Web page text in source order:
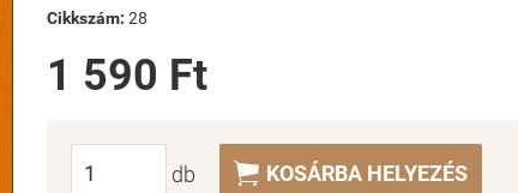
Cikkszám: 28
1 590 Ft
db  KOSÁRBA HELYEZÉS